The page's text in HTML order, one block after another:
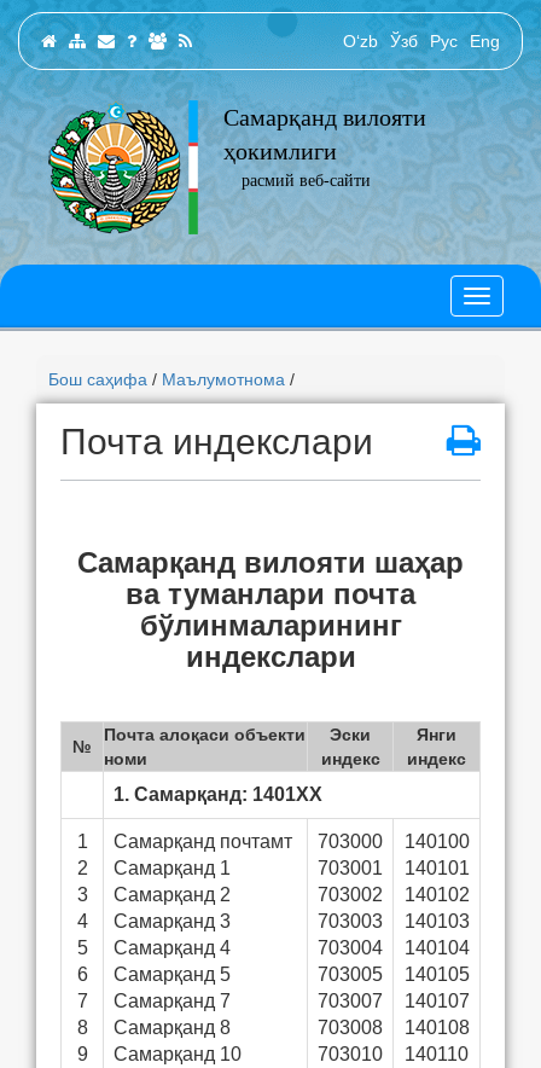
O‘zb Ўзб Рус Eng
Самарқанд вилояти
ҳокимлиги
расмий веб-сайти
Бош саҳифа / Маълумотнома /
Почта индекслари
Самарқанд вилояти шаҳар
ва туманлари почта
бўлинмаларининг
индекслари
№
Почта алоқаси объекти
номи
Эски
индекс
Янги
индекс
1. Самарқанд: 1401ХХ
1
2
3
4
5
6
7
8
9
Самарқанд почтамт
Самарқанд 1
Самарқанд 2
Самарқанд 3
Самарқанд 4
Самарқанд 5
Самарқанд 7
Самарқанд 8
Самарқанд 10
703000
703001
703002
703003
703004
703005
703007
703008
703010
140100
140101
140102
140103
140104
140105
140107
140108
140110